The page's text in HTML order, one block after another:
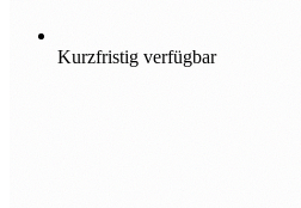
Kurzfristig verfügbar